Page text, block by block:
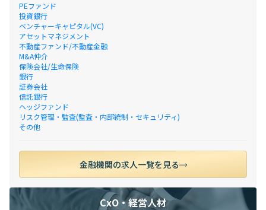
PEファンド
投資銀行
ベンチャーキャピタル(VC)
アセットマネジメント
不動産ファンド/不動産金融
M&A仲介
保険会社/生命保険
銀行
証券会社
信託銀行
ヘッジファンド
リスク管理・監査(監査・内部統制・セキュリティ)
その他
金融機関の求人一覧を見る
CxO・経営人材